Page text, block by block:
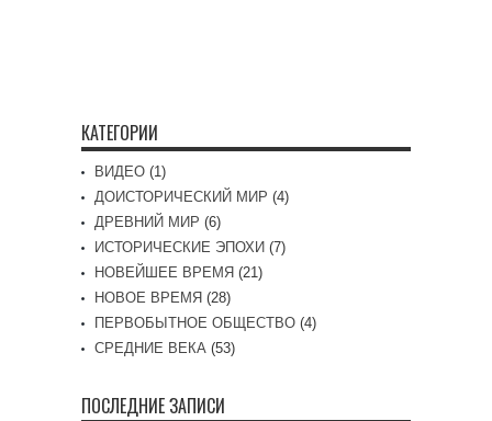
КАТЕГОРИИ
ВИДЕО (1)
ДОИСТОРИЧЕСКИЙ МИР (4)
ДРЕВНИЙ МИР (6)
ИСТОРИЧЕСКИЕ ЭПОХИ (7)
НОВЕЙШЕЕ ВРЕМЯ (21)
НОВОЕ ВРЕМЯ (28)
ПЕРВОБЫТНОЕ ОБЩЕСТВО (4)
СРЕДНИЕ ВЕКА (53)
ПОСЛЕДНИЕ ЗАПИСИ